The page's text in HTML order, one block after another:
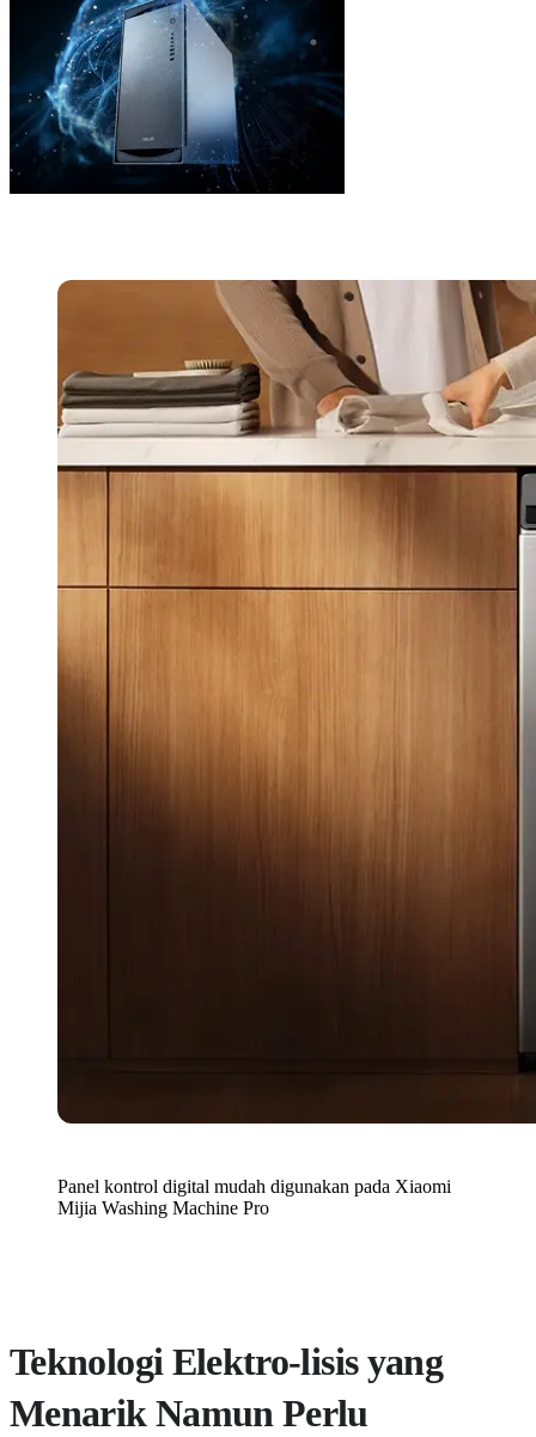
Panel kontrol digital mudah digunakan pada Xiaomi
Mijia Washing Machine Pro
Teknologi Elektro-lisis yang
Menarik Namun Perlu